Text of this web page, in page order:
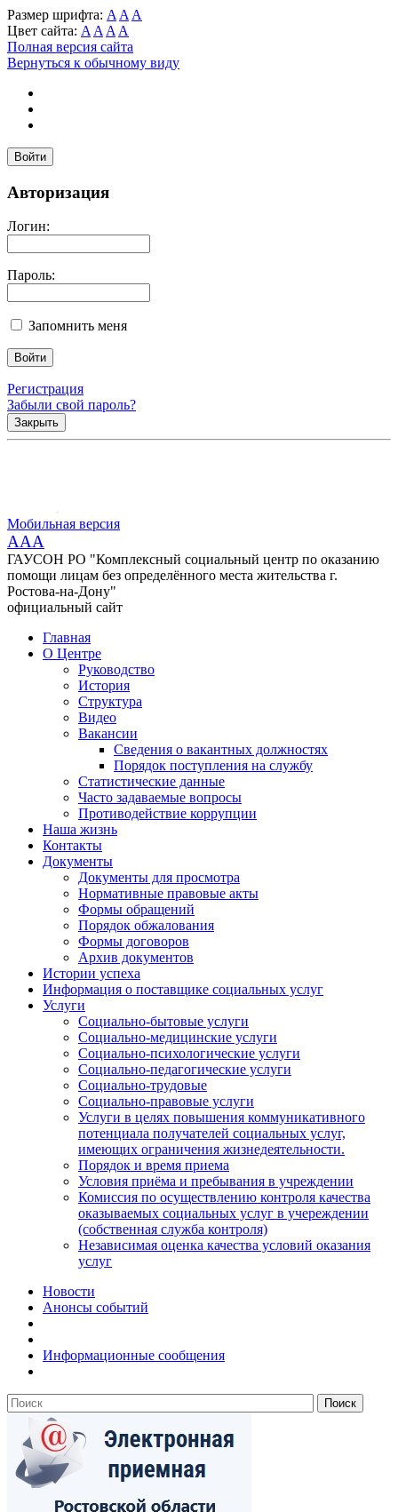
Размер шрифта: A A A
Цвет сайта: A A A A
Полная версия сайта
Вернуться к обычному виду
Войти
Авторизация
Логин:
Пароль:
Запомнить меня
Регистрация
Забыли свой пароль?
Закрыть
Мобильная версия
AAA
ГАУСОН РО "Комплексный социальный центр по оказанию
помощи лицам без определённого места жительства г.
Ростова-на-Дону"
официальный сайт
Главная
О Центре
Руководство
История
Структура
Видео
Вакансии
Сведения о вакантных должностях
Порядок поступления на службу
Статистические данные
Часто задаваемые вопросы
Противодействие коррупции
Наша жизнь
Контакты
Документы
Документы для просмотра
Нормативные правовые акты
Формы обращений
Порядок обжалования
Формы договоров
Архив документов
Истории успеха
Информация о поставщике социальных услуг
Услуги
Социально-бытовые услуги
Социально-медицинские услуги
Социально-психологические услуги
Социально-педагогические услуги
Социально-трудовые
Социально-правовые услуги
Услуги в целях повышения коммуникативного
потенциала получателей социальных услуг,
имеющих ограничения жизнедеятельности.
Порядок и время приема
Условия приёма и пребывания в учреждении
Комиссия по осуществлению контроля качества
оказываемых социальных услуг в учереждении
(собственная служба контроля)
Независимая оценка качества условий оказания
услуг
Новости
Анонсы событий
Информационные сообщения